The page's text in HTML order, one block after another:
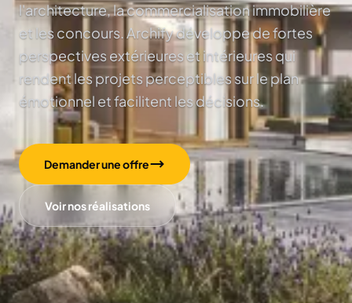
l'architecture, la commercialisation immobilière
et les concours. Archify développe de fortes
perspectives extérieures et intérieures qui
rendent les projets perceptibles sur le plan
émotionnel et facilitent les décisions.
Demander une offre
Voir nos réalisations